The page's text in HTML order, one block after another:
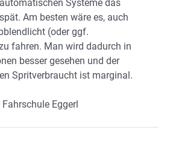
Systeme das
Am besten wäre es, auch
(oder ggf.
fahren. Man wird dadurch in
besser gesehen und der
Spritverbraucht ist marginal.
Eggerl